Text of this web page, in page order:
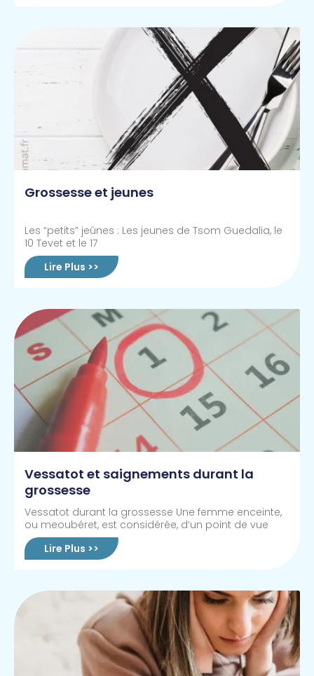
Grossesse et jeunes
Les “petits” jeûnes : Les jeunes de Tsom Guedalia, le
10 Tevet et le 17
Lire Plus >>
Vessatot et saignements durant la
grossesse
Vessatot durant la grossesse Une femme enceinte,
ou meoubéret, est considérée, d’un point de vue
Lire Plus >>